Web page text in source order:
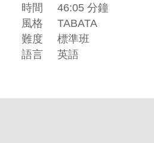
時間
46:05 分鐘
風格
TABATA
難度
標準班
語言
英語